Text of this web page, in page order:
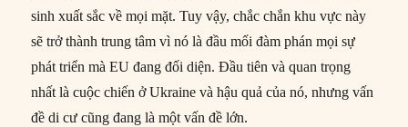
sinh xuất sắc về mọi mặt. Tuy vậy, chắc chắn khu vực này
sẽ trở thành trung tâm vì nó là đầu mối đàm phán mọi sự
phát triển mà EU đang đối diện. Đầu tiên và quan trọng
nhất là cuộc chiến ở Ukraine và hậu quả của nó, nhưng vấn
đề di cư cũng đang là một vấn đề lớn.